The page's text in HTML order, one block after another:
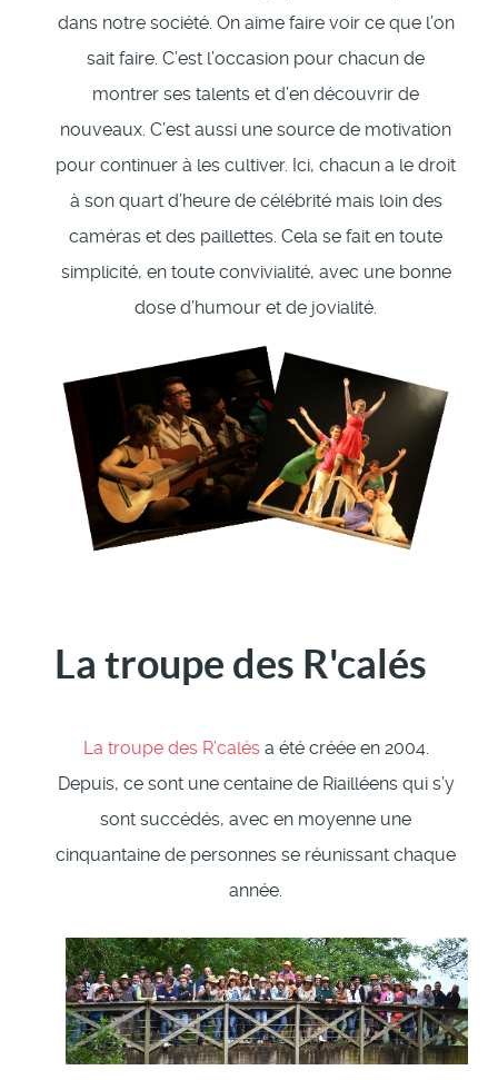
dans notre société. On aime faire voir ce que l’on
sait faire. C’est l’occasion pour chacun de
montrer ses talents et d’en découvrir de
nouveaux. C’est aussi une source de motivation
pour continuer à les cultiver. Ici, chacun a le droit
à son quart d’heure de célébrité mais loin des
caméras et des paillettes. Cela se fait en toute
simplicité, en toute convivialité, avec une bonne
dose d’humour et de jovialité.
La troupe des R'calés
La troupe des R’calésa été créée en 2004.
Depuis, ce sont une centaine de Riailléens qui s’y
sont succédés, avec en moyenne une
cinquantaine de personnes se réunissant chaque
année.